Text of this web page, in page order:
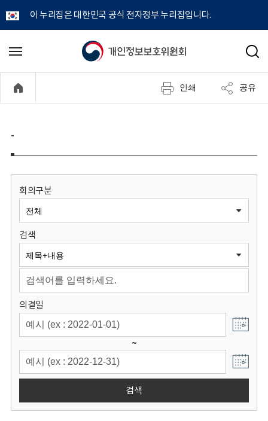
이 누리집은 대한민국 공식 전자정부 누리집입니다.
개
정
보
원
회
메
기
검
인쇄 공유
-
회의구분
검색
의결일
~
검색